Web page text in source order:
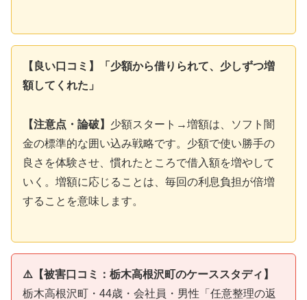
【良い口コミ】「少額から借りられて、少しずつ増
額してくれた」
【注意点・論破】 少額スタート→増額は、ソフト闇
金の標準的な囲い込み戦略です。少額で使い勝手の
良さを体験させ、慣れたところで借入額を増やして
いく。増額に応じることは、毎回の利息負担が倍増
することを意味します。
⚠️【被害口コミ：栃木高根沢町のケーススタディ】
栃木高根沢町・44歳・会社員・男性「任意整理の返